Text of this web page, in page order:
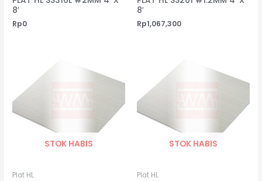
8′
Rp0
8′
Rp1,067,300
STOK HABIS
Plat HL
STOK HABIS
Plat HL